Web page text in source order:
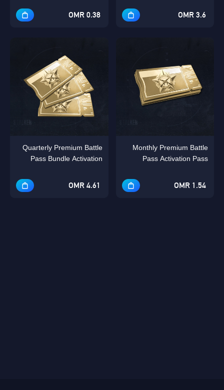
3.6 OMR
0.38 OMR
Monthly Premium Battle
Pass Activation Pass
1.54 OMR
Quarterly Premium Battle
Pass Bundle Activation
4.61 OMR